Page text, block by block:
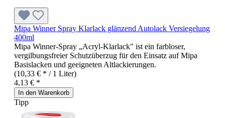
Mipa Winner Spray Klarlack glänzend Autolack Versiegelung
400ml
Mipa Winner-Spray „Acryl-Klarlack" ist ein farbloser,
vergilbungsfreier Schutzüberzug für den Einsatz auf Mipa
Basislacken und geeigneten Altlackierungen.
(10,33 € * / 1 Liter)
4,13 € *
In den Warenkorb
Tipp